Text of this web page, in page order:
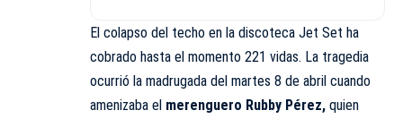
El colapso del techo en la discoteca Jet Set ha
cobrado hasta el momento 221 vidas. La tragedia
ocurrió la madrugada del martes 8 de abril cuando
amenizaba el merenguero Rubby Pérez, quien